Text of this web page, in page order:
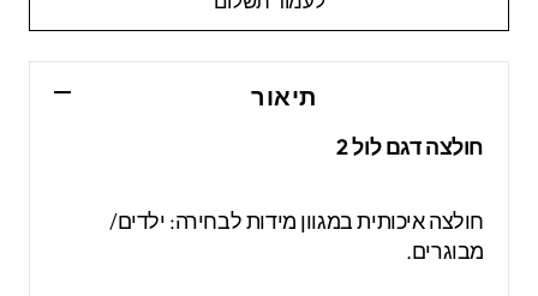
תיאור
חולצה דגם לול 2
חולצה איכותית במגוון מידות לבחירה: ילדים/
מבוגרים.